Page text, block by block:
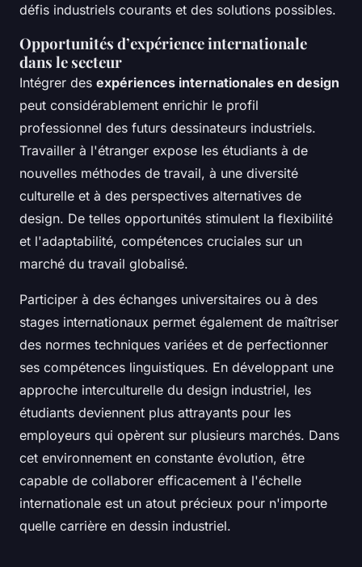
défis industriels courants et des solutions possibles.
Opportunités d’expérience internationale
dans le secteur
Intégrer des expériences internationales en design
peut considérablement enrichir le profil
professionnel des futurs dessinateurs industriels.
Travailler à l'étranger expose les étudiants à de
nouvelles méthodes de travail, à une diversité
culturelle et à des perspectives alternatives de
design. De telles opportunités stimulent la flexibilité
et l'adaptabilité, compétences cruciales sur un
marché du travail globalisé.
Participer à des échanges universitaires ou à des
stages internationaux permet également de maîtriser
des normes techniques variées et de perfectionner
ses compétences linguistiques. En développant une
approche interculturelle du design industriel, les
étudiants deviennent plus attrayants pour les
employeurs qui opèrent sur plusieurs marchés. Dans
cet environnement en constante évolution, être
capable de collaborer efficacement à l'échelle
internationale est un atout précieux pour n'importe
quelle carrière en dessin industriel.